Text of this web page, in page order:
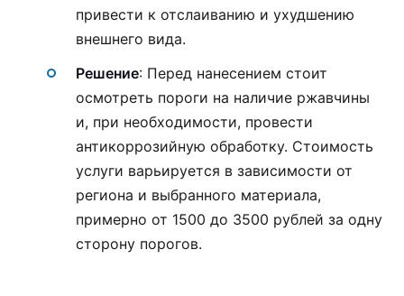
привести к отслаиванию и ухудшению
внешнего вида.
Решение: Перед нанесением стоит
осмотреть пороги на наличие ржавчины
и, при необходимости, провести
антикоррозийную обработку. Стоимость
услуги варьируется в зависимости от
региона и выбранного материала,
примерно от 1500 до 3500 рублей за одну
сторону порогов.